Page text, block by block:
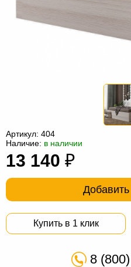
мешки
Мебель
из
ротанга
Садовая
мебель
Косметологическое
оборудование
Артикул: 404
Наличие: в наличии
13 140 ₽
Купить в 1 клик
8